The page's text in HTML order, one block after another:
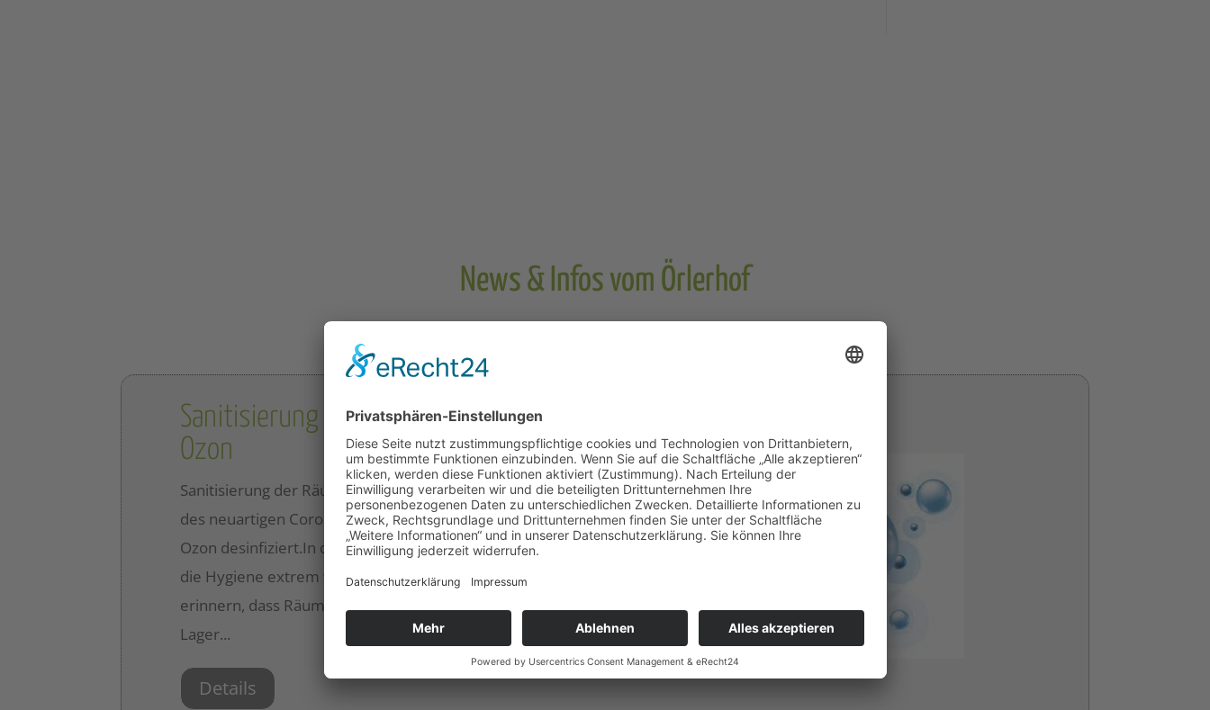
News & Infos vom Örlerhof
Sanitisierung der Räumlichkeiten mit
Ozon
Sanitisierung der Räumlichkeiten mit Ozon Angesichts
des neuartigen Coronavirus werden Räumlichkeiten mit
Ozon desinfiziert.In diesem Moment, und in Zukunft, ist
die Hygiene extrem wichtig.Wir möchten Sie daran
erinnern, dass Räume, Büros, Zimmer, Geschäfte,
Lager...
Details